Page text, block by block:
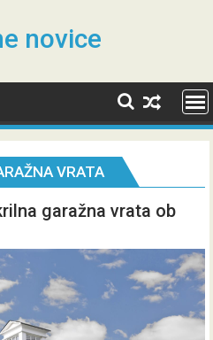
novice
VRATA
garažna vrata ob